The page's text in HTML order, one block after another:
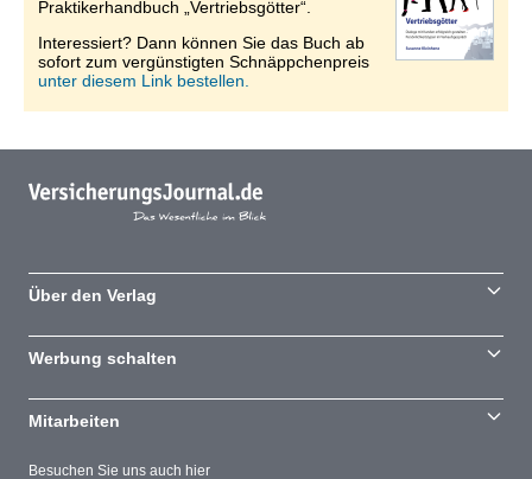
Praktikerhandbuch „Vertriebsgötter“.
Interessiert? Dann können Sie das Buch ab
sofort zum vergünstigten Schnäppchenpreis
unter diesem Link bestellen.
Besuchen Sie uns auch hier
Über den Verlag
Werbung schalten
Mitarbeiten